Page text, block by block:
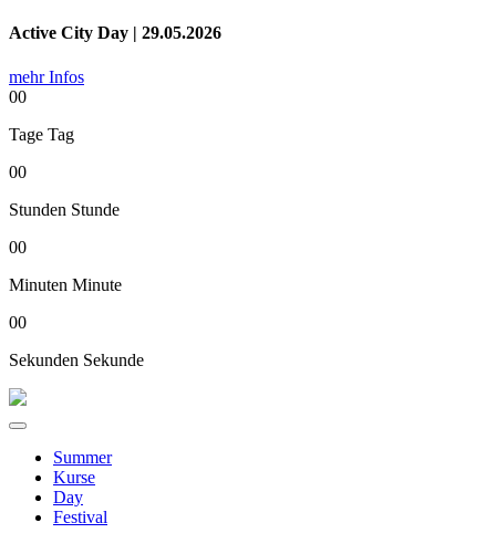
Active City Day | 29.05.2026
mehr Infos
00
Tage Tag
00
Stunden Stunde
00
Minuten Minute
00
Sekunden Sekunde
Summer
Kurse
Day
Festival